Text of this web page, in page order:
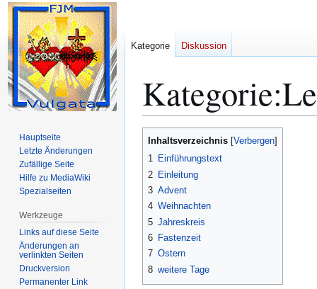
Kategorie:
Zur
Zur
Inhaltsverzeichnis
1 Einführungstext
2 Einleitung
3 Advent
4 Weihnachten
5 Jahreskreis
6 Fastenzeit
7 Ostern
8 weitere Tage
Kategorie Diskussion
Hauptseite
Letzte Änderungen
Zufällige Seite
Hilfe zu MediaWiki
Spezialseiten
Werkzeuge
Links auf diese Seite
Änderungen an
verlinkten Seiten
Druckversion
Permanenter Link